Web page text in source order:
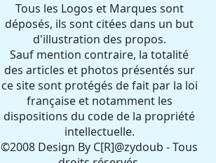
Tous les Logos et Marques sont
déposés, ils sont citées dans un but
d'illustration des propos.
Sauf mention contraire, la totalité
des articles et photos présentés sur
ce site sont protégés de fait par la loi
française et notamment les
dispositions du code de la propriété
intellectuelle.
©2008 Design By C[R]@zydoub - Tous